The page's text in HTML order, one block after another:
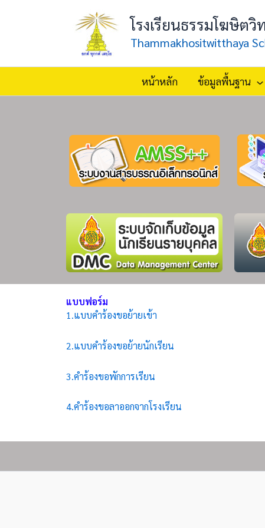
โรงเรียนธรรมโฆษิตวิ
Thammakhositwitthaya
หน้าหลัก ข้อมูลพื้นฐาน
แบบฟอร์ม
1.แบบคำร้องขอย้ายเข้า
2.แบบคำร้องขอย้ายนักเรียน
3.คำร้องขอพักการเรียน
4.คำร้องขอลาออกจากโรงเรียน